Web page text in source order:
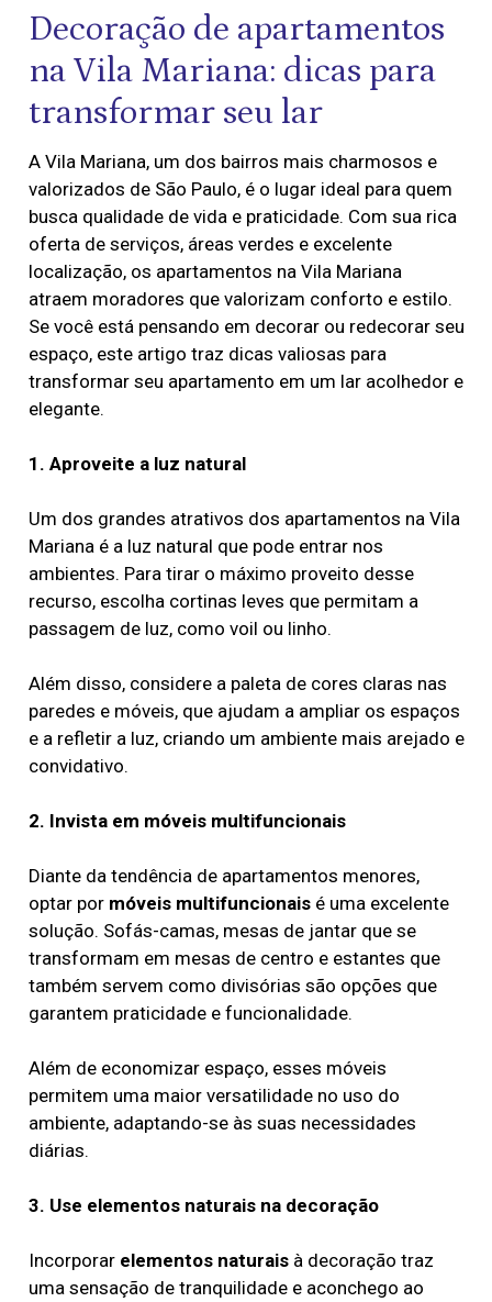
Decoração de apartamentos
na Vila Mariana: dicas para
transformar seu lar
A Vila Mariana, um dos bairros mais charmosos e
valorizados de São Paulo, é o lugar ideal para quem
busca qualidade de vida e praticidade. Com sua rica
oferta de serviços, áreas verdes e excelente
localização, os apartamentos na Vila Mariana
atraem moradores que valorizam conforto e estilo.
Se você está pensando em decorar ou redecorar seu
espaço, este artigo traz dicas valiosas para
transformar seu apartamento em um lar acolhedor e
elegante.
1. Aproveite a luz natural
Um dos grandes atrativos dos apartamentos na Vila
Mariana é a luz natural que pode entrar nos
ambientes. Para tirar o máximo proveito desse
recurso, escolha cortinas leves que permitam a
passagem de luz, como voil ou linho.
Além disso, considere a paleta de cores claras nas
paredes e móveis, que ajudam a ampliar os espaços
e a refletir a luz, criando um ambiente mais arejado e
convidativo.
2. Invista em móveis multifuncionais
Diante da tendência de apartamentos menores,
optar por móveis multifuncionaisé uma excelente
solução. Sofás-camas, mesas de jantar que se
transformam em mesas de centro e estantes que
também servem como divisórias são opções que
garantem praticidade e funcionalidade.
Além de economizar espaço, esses móveis
permitem uma maior versatilidade no uso do
ambiente, adaptando-se às suas necessidades
diárias.
3. Use elementos naturais na decoração
Incorporar elementos naturaisà decoração traz
uma sensação de tranquilidade e aconchego ao